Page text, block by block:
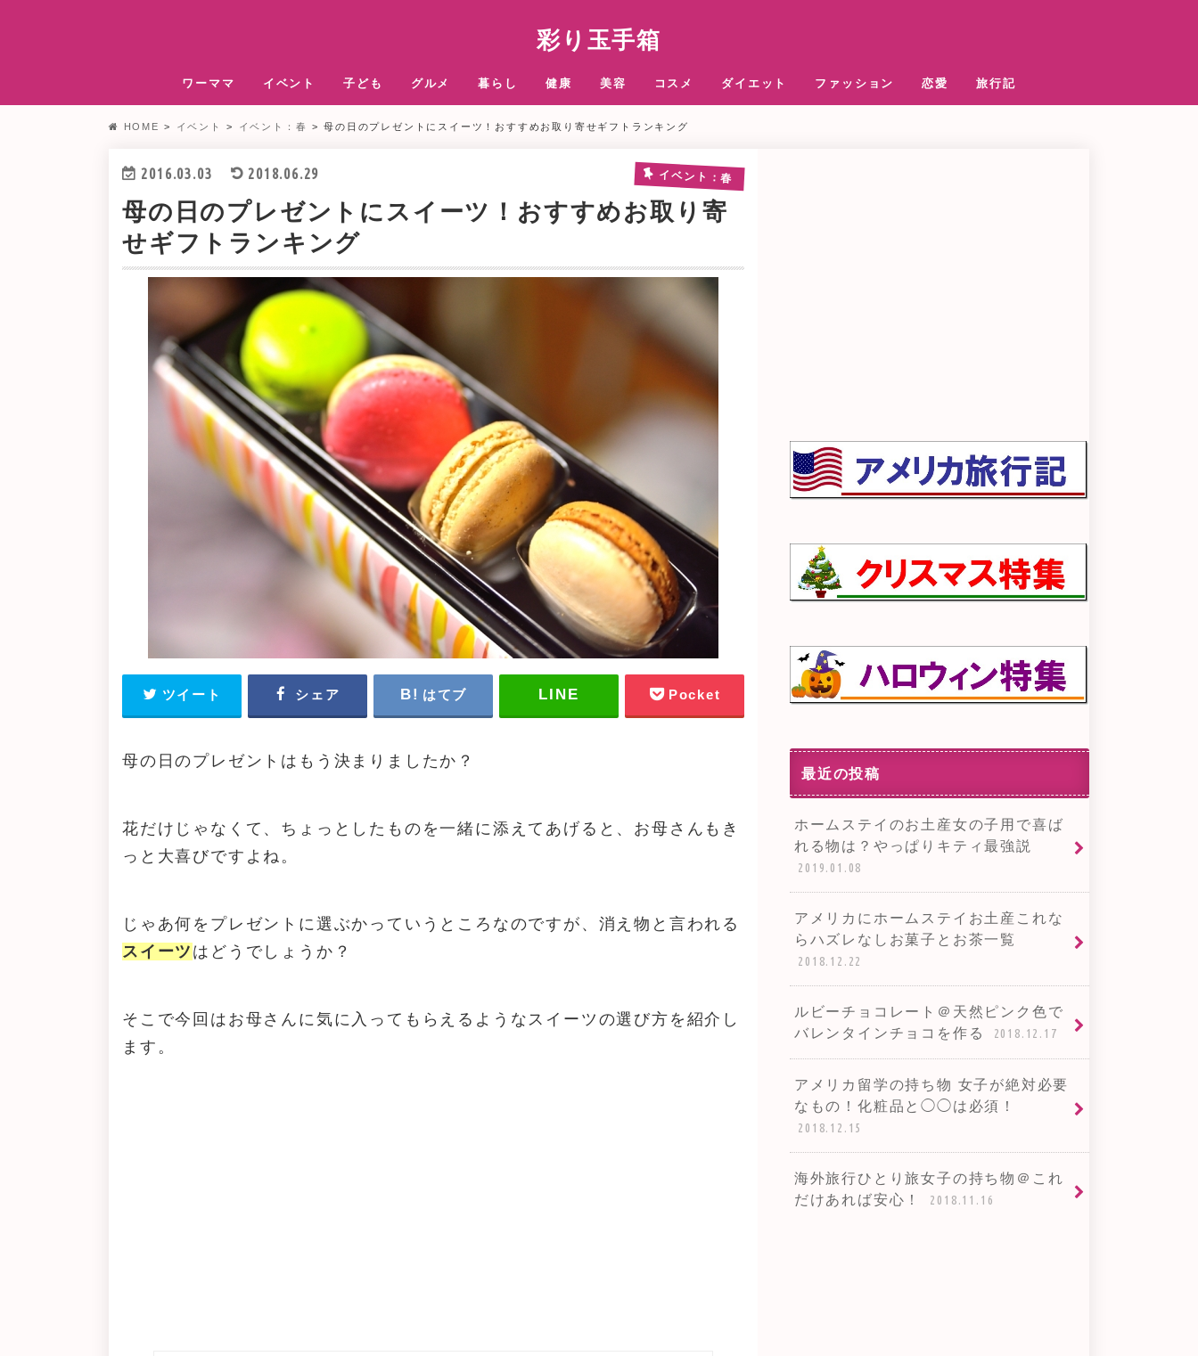
彩り玉手箱
ワーママ イベント 子ども グルメ 暮らし 健康 美容 コスメ ダイエット ファッション 恋愛 旅行記
HOME イベント イベント：春 母の日のプレゼントにスイーツ！おすすめお取り寄せギフトランキング
2016.03.03 2018.06.29 イベント：春
母の日のプレゼントにスイーツ！おすすめお取り寄
せギフトランキング
ツイート シェア はてブ Pocket
母の日のプレゼントはもう決まりましたか？
花だけじゃなくて、ちょっとしたものを一緒に添えてあげると、お母さんもき
っと大喜びですよね。
じゃあ何をプレゼントに選ぶかっていうところなのですが、消え物と言われる
スイーツ はどうでしょうか？
そこで今回はお母さんに気に入ってもらえるようなスイーツの選び方を紹介し
ます。
最近の投稿
ホームステイのお土産女の子用で喜ば
れる物は？やっぱりキティ最強説
2019.01.08
アメリカにホームステイお土産これな
らハズレなしお菓子とお茶一覧
2018.12.22
ルビーチョコレート＠天然ピンク色で
バレンタインチョコを作る
2018.12.17
アメリカ留学の持ち物 女子が絶対必要
なもの！化粧品と◯◯は必須！
2018.12.15
海外旅行ひとり旅女子の持ち物＠これ
だけあれば安心！
2018.11.16